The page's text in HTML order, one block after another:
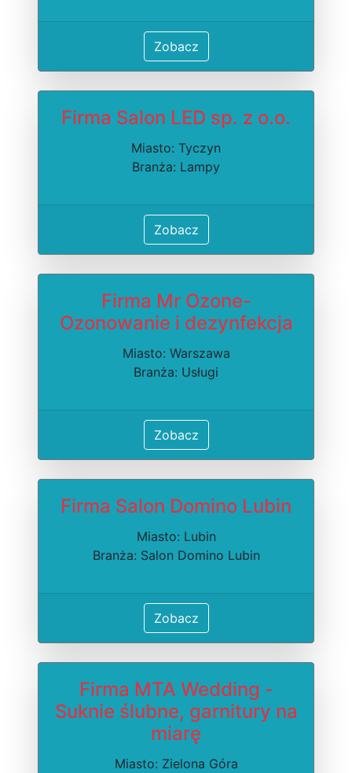
Zobacz
Firma Salon LED sp. z o.o.
Miasto: Tyczyn
Branża: Lampy
Zobacz
Firma Mr Ozone-
Ozonowanie i dezynfekcja
Miasto: Warszawa
Branża: Usługi
Zobacz
Firma Salon Domino Lubin
Miasto: Lubin
Branża: Salon Domino Lubin
Zobacz
Firma MTA Wedding -
Suknie ślubne, garnitury na
miarę
Miasto: Zielona Góra